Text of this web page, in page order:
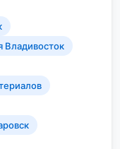
Владивосток